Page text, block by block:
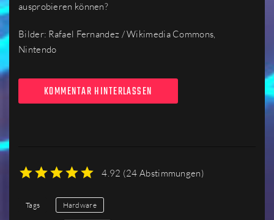
ausprobieren können?
Bilder: Rafael Fernandez / Wikimedia Commons,
Nintendo
KOMMENTAR HINTERLASSEN
4.92 (24 Abstimmungen)
Tags Hardware